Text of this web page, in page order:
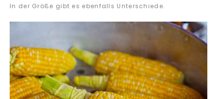
In der Größe gibt es ebenfalls Unterschiede.